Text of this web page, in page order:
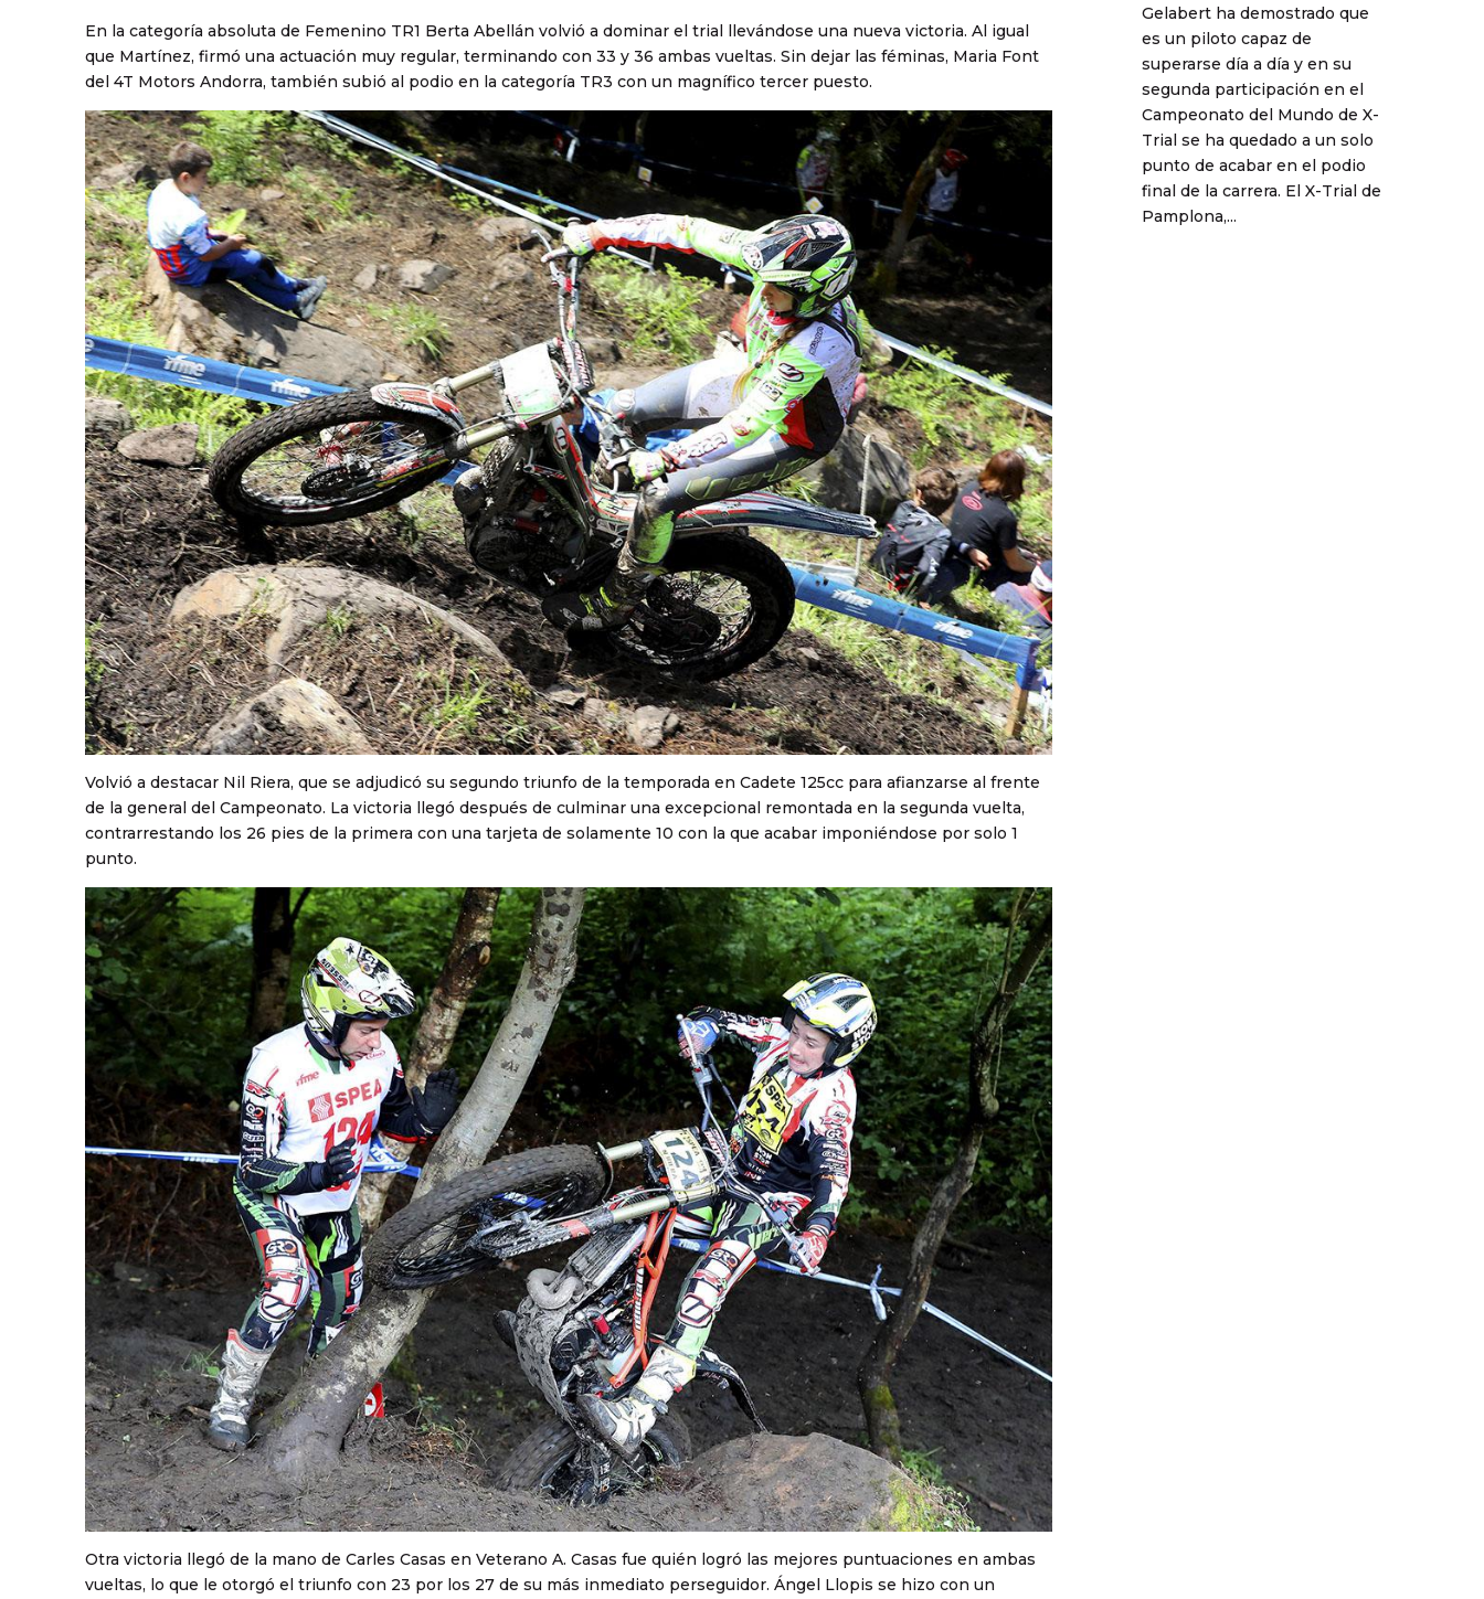
En la categoría absoluta de Femenino TR1 Berta Abellán volvió a dominar el trial llevándose una nueva victoria. Al igual
que Martínez, firmó una actuación muy regular, terminando con 33 y 36 ambas vueltas. Sin dejar las féminas, Maria Font
del 4T Motors Andorra, también subió al podio en la categoría TR3 con un magnífico tercer puesto.
Volvió a destacar Nil Riera, que se adjudicó su segundo triunfo de la temporada en Cadete 125cc para afianzarse al frente
de la general del Campeonato. La victoria llegó después de culminar una excepcional remontada en la segunda vuelta,
contrarrestando los 26 pies de la primera con una tarjeta de solamente 10 con la que acabar imponiéndose por solo 1
punto.
Otra victoria llegó de la mano de Carles Casas en Veterano A. Casas fue quién logró las mejores puntuaciones en ambas
vueltas, lo que le otorgó el triunfo con 23 por los 27 de su más inmediato perseguidor. Ángel Llopis se hizo con un
Gelabert ha demostrado que
es un piloto capaz de
superarse día a día y en su
segunda participación en el
Campeonato del Mundo de X-
Trial se ha quedado a un solo
punto de acabar en el podio
final de la carrera. El X-Trial de
Pamplona,...